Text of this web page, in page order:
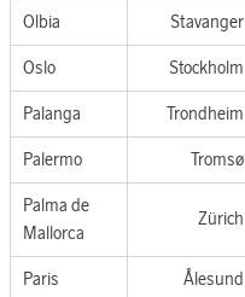
Olbia Stavanger
Oslo Stockholm
Palanga Trondheim
Palermo Tromsø
Palma de
Mallorca
Zürich
Paris Ålesund